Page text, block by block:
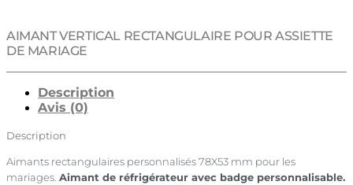
AIMANT VERTICAL RECTANGULAIRE POUR ASSIETTE
DE MARIAGE
Description
Avis (0)
Description
Aimants rectangulaires personnalisés 78X53 mm pour les
mariages. Aimant de réfrigérateur avec badge personnalisable.